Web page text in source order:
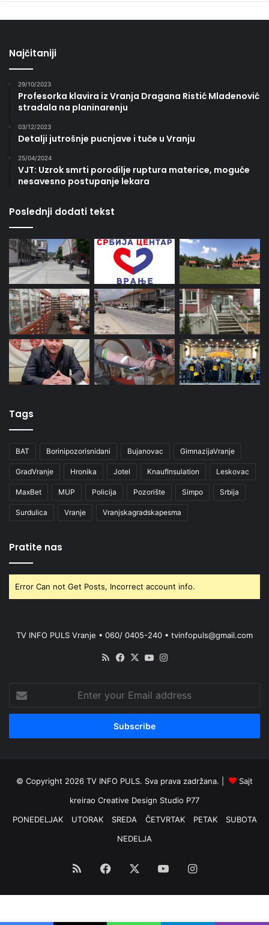
Najčitaniji
29/10/2023
Profesorka klavira iz Vranja Dragana Ristić Mladenović
stradala na planinarenju
03/12/2023
Detalji jutrošnje pucnjave i tuče u Vranju
25/04/2024
VJT: Uzrok smrti porodilje ruptura materice, moguće
nesavesno postupanje lekara
Poslednji dodati tekst
Tags
BAT Borinipozorisnidani Bujanovac GimnazijaVranje
GradVranje Hronika Jotel KnaufInsulation Leskovac
MaxBet MUP Policija Pozorište Simpo Srbija
Surdulica Vranje Vranjskagradskapesma
Pratite nas
Error Can not Get Posts, Incorrect account info.
TV INFO PULS Vranje • 060/ 0405-240 • tvinfopuls@gmail.com
RSS Facebook
X YouTube
your
Email
© Copyright 2026 TV INFO PULS. Sva prava zadržana. |
Sajt
kreirao Creative Design Studio P77
PONEDELJAK
UTORAK SREDA ČETVRTAK PETAK
SUBOTA
NEDELJA
RSS Facebook YouTubeInstagram